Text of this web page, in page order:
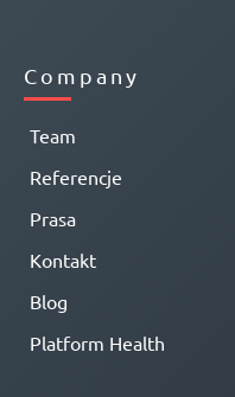
Company
Team
Referencje
Prasa
Kontakt
Blog
Platform Health